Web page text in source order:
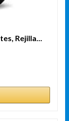
Rejilla...